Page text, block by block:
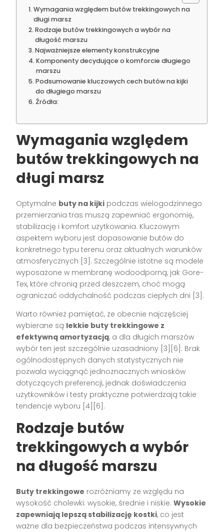
Wymagania względem butów trekkingowych na
długi marsz
Rodzaje butów trekkingowych a wybór na
długość marszu
Najważniejsze elementy konstrukcyjne
Komponenty decydujące o komforcie długiego
marszu
Podsumowanie kluczowych cech butów na kijki
do długiego marszu
Źródła:
Wymagania względem
butów trekkingowych na
długi marsz
Optymalne buty na kijki podczas wielogodzinnego
przemierzania tras muszą zapewniać ergonomię,
stabilizację i komfort użytkowania. Kluczowym
aspektem wyboru jest dopasowanie butów do
konkretnego typu terenu oraz aktualnych warunków
atmosferycznych [3] . Szczególnie istotne są modele
wyposażone w membranę wodoodporną, jak Gore-
Tex, które chronią przed deszczem, choć mogą
ograniczać oddychalność podczas ciepłych dni [3] .
Warto również pamiętać, że obecnie najczęściej
wybierane są lekkie buty trekkingowe z
efektywną amortyzacją, a dla długich marszów
wybór ten jest szczególnie uzasadniony [3][6] . Brak
ogólnodostępnych danych statystycznych nie
pozwala wyciągnąć jednoznacznych wniosków
dotyczących preferencji, jednak doświadczenia
użytkowników i testy praktyczne potwierdzają takie
tendencje wyboru [4][6] .
Rodzaje butów
trekkingowych a wybór
na długość marszu
Buty trekkingowe rozróżniamy ze względu na
wysokość cholewki: wysokie, średnie i niskie.Wysokie
zapewniają lepszą stabilizację kostki, co jest
ważne dla bezpieczeństwa podczas intensywnych